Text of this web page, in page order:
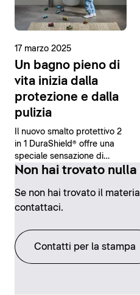
17 marzo 2025
Un bagno pieno di
vita inizia dalla
protezione e dalla
pulizia
Il nuovo smalto protettivo 2
in 1 DuraShield® offre una
speciale sensazione di
sicurezza e comfort grazie
antibatteriche e alla facilità
di pulizia.
Non hai trovato
Se non hai trovato il
contattaci.
Contatti per la stampa